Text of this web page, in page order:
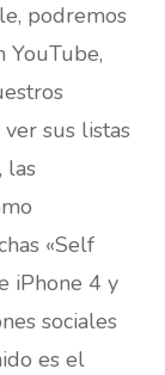
podremos
YouTube,
sus listas
las
«Self
iPhone 4 y
sociales
es el